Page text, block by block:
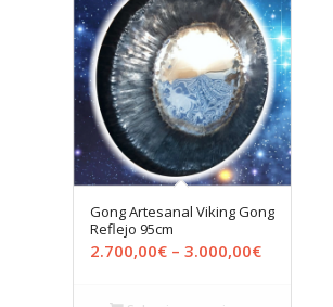
Gong Artesanal Viking Gong
Reflejo 95cm
2.700,00€ – 3.000,00€